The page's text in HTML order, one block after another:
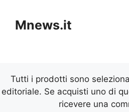
contenuto
Mnews.it
Tutti i prodotti sono
editoriale. Se acquisti uno di
ricevere una